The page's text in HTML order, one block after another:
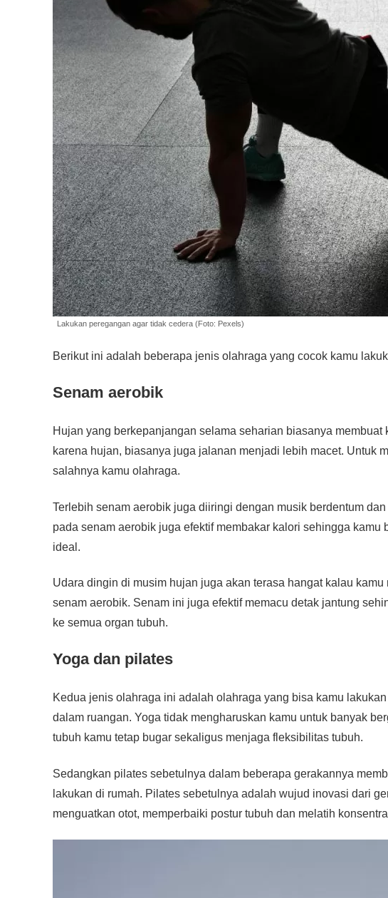
Lakukan peregangan agar tidak cedera (Foto: Pexels)
Berikut ini adalah beberapa jenis olahraga yang cocok kamu
Senam aerobik
Hujan yang berkepanjangan selama seharian biasanya
karena hujan, biasanya juga jalanan menjadi lebih macet. Untuk
salahnya kamu olahraga.
Terlebih senam aerobik juga diiringi dengan musik berdentum
pada senam aerobik juga efektif membakar kalori sehingga
ideal.
Udara dingin di musim hujan juga akan terasa hangat kalau
senam aerobik. Senam ini juga efektif memacu detak jantung
ke semua organ tubuh.
Yoga dan pilates
Kedua jenis olahraga ini adalah olahraga yang bisa kamu
dalam ruangan. Yoga tidak mengharuskan kamu untuk banyak
tubuh kamu tetap bugar sekaligus menjaga fleksibilitas tubuh.
Sedangkan pilates sebetulnya dalam beberapa gerakannya
lakukan di rumah. Pilates sebetulnya adalah wujud inovasi dari
menguatkan otot, memperbaiki postur tubuh dan melatih